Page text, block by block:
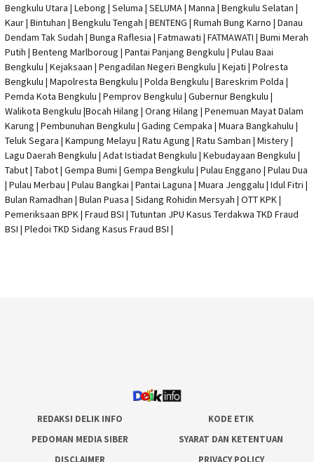
Bengkulu Utara | Lebong | Seluma | SELUMA | Manna | Bengkulu Selatan |
Kaur | Bintuhan | Bengkulu Tengah | BENTENG | Rumah Bung Karno | Danau
Dendam Tak Sudah | Bunga Raflesia | Fatmawati | FATMAWATI | Bumi Merah
Putih | Benteng Marlboroug | Pantai Panjang Bengkulu | Pulau Baai
Bengkulu | Kejaksaan | Pengadilan Negeri Bengkulu | Kejati | Polresta
Bengkulu | Mapolresta Bengkulu | Polda Bengkulu | Bareskrim Polda |
Pemda Kota Bengkulu | Pemprov Bengkulu | Gubernur Bengkulu |
Walikota Bengkulu |Bocah Hilang | Orang Hilang | Penemuan Mayat Dalam
Karung | Pembunuhan Bengkulu | Gading Cempaka | Muara Bangkahulu |
Teluk Segara | Kampung Melayu | Ratu Agung | Ratu Samban | Mistery |
Lagu Daerah Bengkulu | Adat Istiadat Bengkulu | Kebudayaan Bengkulu |
Tabut | Tabot | Gempa Bumi | Gempa Bengkulu | Pulau Enggano | Pulau Dua
| Pulau Merbau | Pulau Bangkai | Pantai Laguna | Muara Jenggalu | Idul Fitri |
Bulan Ramadhan | Bulan Puasa | Sidang Rohidin Mersyah | OTT KPK|
Pemeriksaan BPK | Fraud BSI | Tutuntan JPU Kasus Terdakwa TKD Fraud
BSI | Pledoi TKD Sidang Kasus Fraud BSI |
REDAKSI DELIK INFO
KODE ETIK
PEDOMAN MEDIA SIBER
SYARAT DAN KETENTUAN
DISCLAIMER
PRIVACY POLICY